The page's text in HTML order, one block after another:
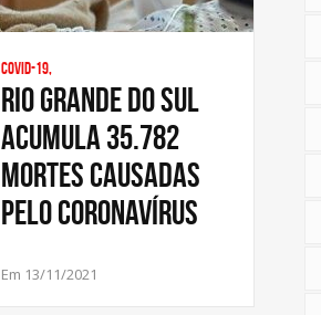
Covid-19,
Rio Grande do Sul
acumula 35.782
mortes causadas
pelo coronavírus
Em 13/11/2021